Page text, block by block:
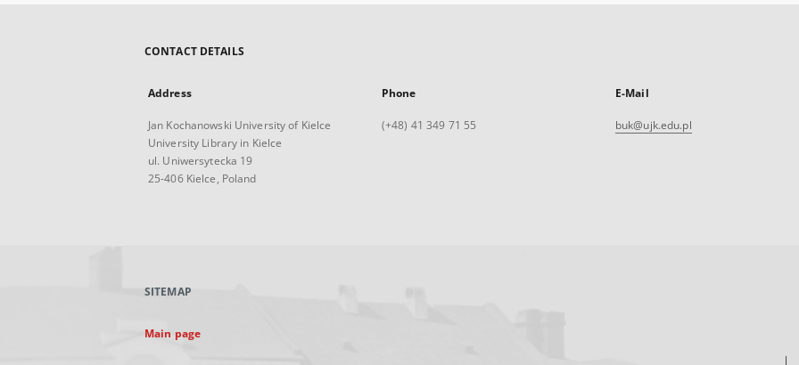
CONTACT DETAILS
Address
Jan Kochanowski University of Kielce
University Library in Kielce
ul. Uniwersytecka 19
25-406 Kielce, Poland
Phone
(+48) 41 349 71 55
E-Mail
buk@ujk.edu.pl
SITEMAP
Main page